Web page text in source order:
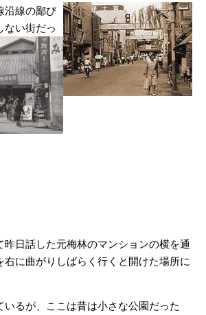
沿線の鄙び
ない街だっ
昨日話した元梅林のマンションの横を通
右に曲がりしばらく行くと開けた場所に
いるが、ここは昔は小さな公園だった